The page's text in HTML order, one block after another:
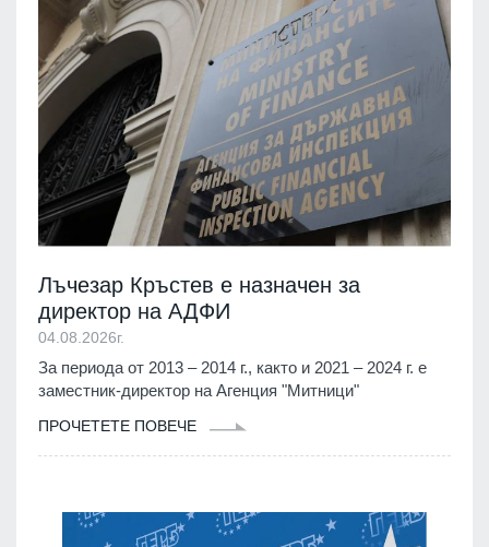
Лъчезар Кръстев е назначен за
директор на АДФИ
04.08.2026г.
За периода от 2013 – 2014 г., както и 2021 – 2024 г. е
заместник-директор на Агенция "Митници"
ПРОЧЕТЕТЕ ПОВЕЧЕ